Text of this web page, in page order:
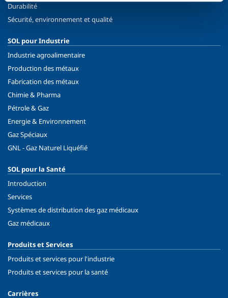
Durabilité
Sécurité, environnement et qualité
SOL pour Industrie
Industrie agroalimentaire
Production des métaux
Fabrication des métaux
Chimie & Pharma
Pétrole & Gaz
Energie & Environnement
Gaz Spéciaux
GNL - Gaz Naturel Liquéfié
SOL pour la Santé
Introduction
Services
Systèmes de distribution des gaz médicaux
Gaz médicaux
Produits et Services
Produits et services pour l'industrie
Produits et services pour la santé
Carrières